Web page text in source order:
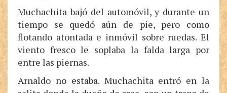
Muchachita bajó del automóvil, y durante un
tiempo se quedó aún de pie, pero como
flotando atontada e inmóvil sobre ruedas. El
viento fresco le soplaba la falda larga por
entre las piernas.
Arnaldo no estaba. Muchachita entró en la